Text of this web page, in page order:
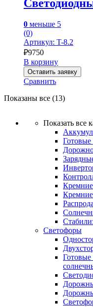
0 меньше 5
(0)
Артикул: T-8.2
₽9750
В корзину
Оставить заявку
Сравнить
Показаны все (13)
Показать все
Светофоры
Готовые